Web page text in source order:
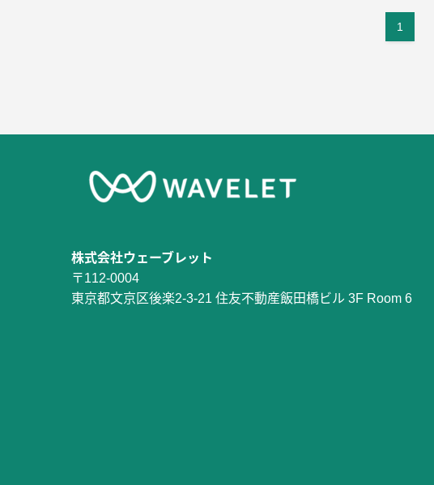
1
株式会社ウェーブレット
〒112-0004
東京都文京区後楽2-3-21 住友不動産飯田橋ビル 3F Room 6